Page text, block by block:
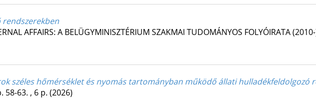
rendszerekben
AFFAIRS: A BELÜGYMINISZTÉRIUM SZAKMAI TUDOMÁNYOS FOLYÓIRATA
széles hőmérséklet és nyomás tartományban működő állati hulladékfeldolgozó
58-63. , 6 p. (2026)